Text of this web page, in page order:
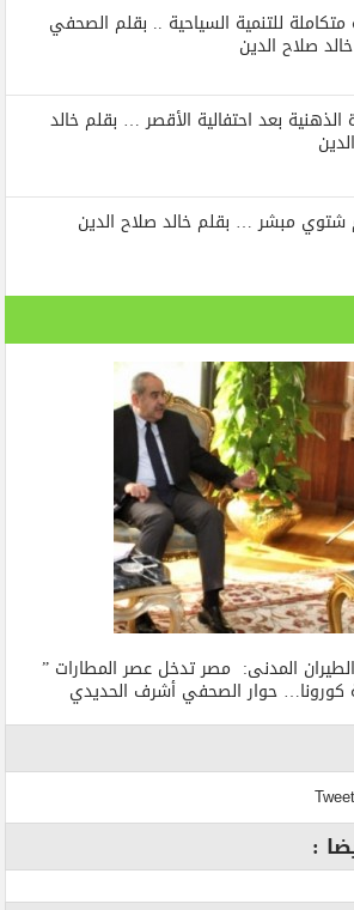
للتنمية السياحية .. بقلم الصحفي
خالد صلاح الدين
الذهنية بعد احتفالية الأقصر … بقلم خالد
مبشر … بقلم خالد صلاح الدين
الطيران المدنى: مصر تدخل عصر المطارات ”
كورونا… حوار الصحفي أشرف الحديدي
: